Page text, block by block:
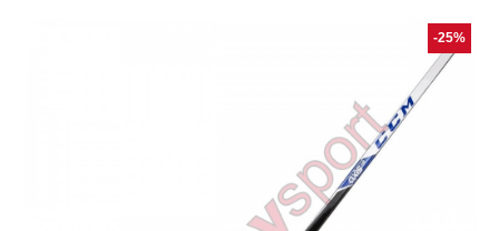
-25%